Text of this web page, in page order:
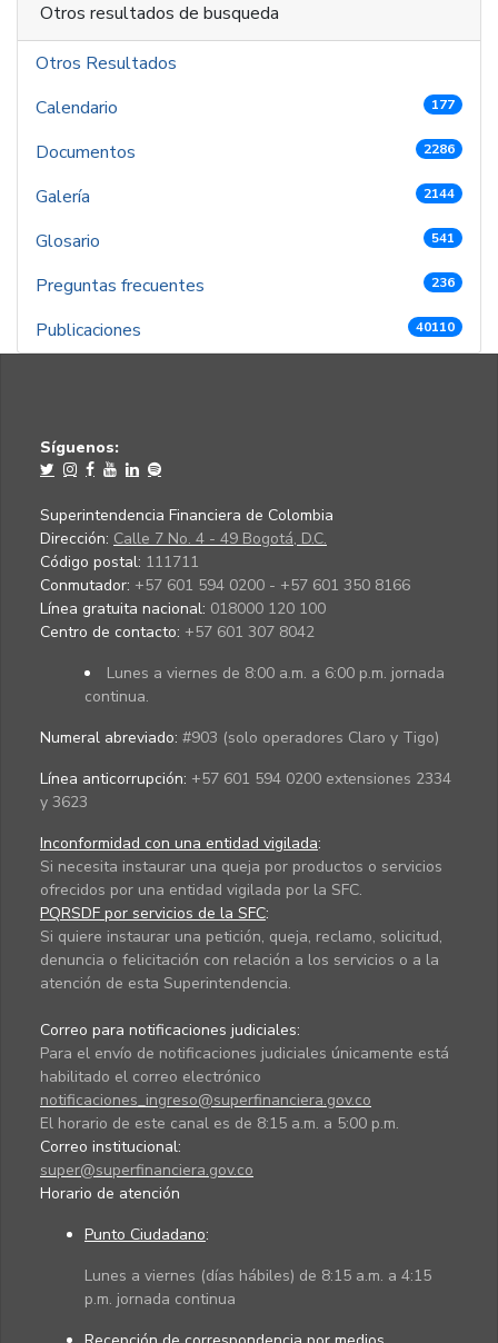
Otros resultados de busqueda
Otros Resultados
Calendario
177
Documentos 2286
Galería 2144
Glosario 541
Preguntas frecuentes 236
Publicaciones 40110
Síguenos:
Superintendencia Financiera de Colombia
Dirección: Calle 7 No. 4 - 49 Bogotá, D.C.
Código postal: 111711
Conmutador: +57 601 594 0200 - +57 601 350 8166
Línea gratuita nacional: 018000 120 100
Centro de contacto: +57 601 307 8042
Lunes a viernes de 8:00 a.m. a 6:00 p.m. jornada
continua.
Numeral abreviado: #903 (solo operadores Claro y Tigo)
Línea anticorrupción: +57 601 594 0200 extensiones 2334
y 3623
Inconformidad con una entidad vigilada:
Si necesita instaurar una queja por productos o servicios
ofrecidos por una entidad vigilada por la SFC.
PQRSDF por servicios de la SFC:
Si quiere instaurar una petición, queja, reclamo, solicitud,
denuncia o felicitación con relación a los servicios o a la
atención de esta Superintendencia.
Correo para notificaciones judiciales:
Para el envío de notificaciones judiciales únicamente está
habilitado el correo electrónico
notificaciones_ingreso@superfinanciera.gov.co
El horario de este canal es de 8:15 a.m. a 5:00 p.m.
Correo institucional:
super@superfinanciera.gov.co
Horario de atención
Punto Ciudadano:
Lunes a viernes (días hábiles) de 8:15 a.m. a 4:15
p.m. jornada continua